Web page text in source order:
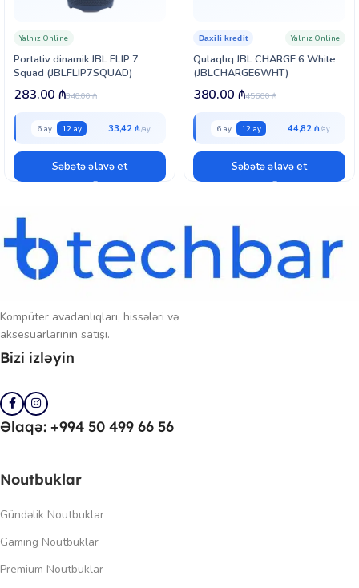
tərəfdaşınız olacaqdır.
Portativ dinamik JBL FLIP 7
Squad (JBLFLIP7SQUAD)
Yalnız Online
340.00₼
283.00 ₼
6 ay 12 ay 33,42 ₼
Səbətə əlavə et
Qulaqlıq JBL CHARGE 6 White
(JBLCHARGE6WHT)
Daxili kredit Yalnız Online
456.00₼
380.00 ₼
6 ay 12 ay 44,82 ₼
Səbətə əlavə et
Kompüter avadanlıqları, hissələri və
aksesuarlarının satışı.
Bizi izləyin
Əlaqə: +994 50 499 66 56
Noutbuklar
Gündəlik Noutbuklar
Gaming Noutbuklar
Premium Noutbuklar